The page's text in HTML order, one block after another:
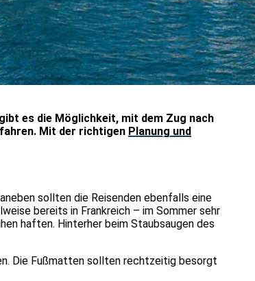
es die Möglichkeit, mit dem Zug nach
Mit der richtigen Planung und
sollten die Reisenden ebenfalls eine
bereits in Frankreich – im Sommer sehr
haften. Hinterher beim Staubsaugen des
Die Fußmatten sollten rechtzeitig besorgt